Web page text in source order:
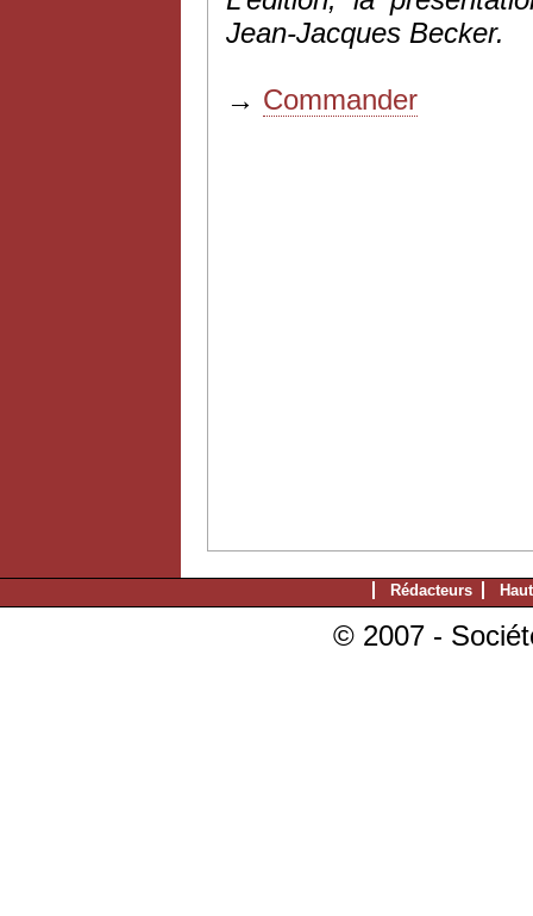
Jean-Jacques Becker.
→ Commander
Rédacteurs
© 2007 -